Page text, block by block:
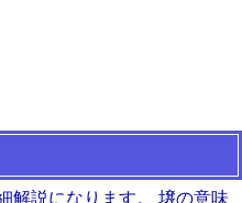
解説になります。 壌の意味